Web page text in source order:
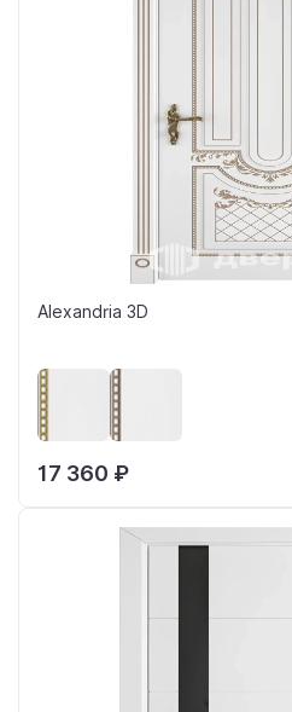
Alexandria 3D
17 360 ₽